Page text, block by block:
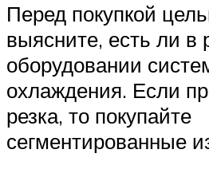
Перед покупкой
выясните, есть ли
оборудовании
охлаждения. Если
резка, то покупайте
сегментированные